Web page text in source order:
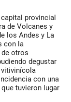
provincial
de Volcanes y
los Andes y La
con la
otros
degustar
vitivinícola
con una
tuvieron lugar